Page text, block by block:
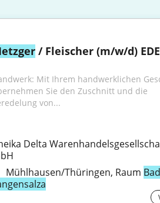
/ Fleischer (m/w/d)
Mit Ihrem handwerklichen
Sie den Zuschnitt und die
von...
Delta
Mühlhausen/Thüringen, Raum Bad